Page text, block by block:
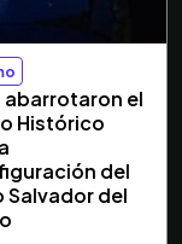
abarrotaron el
Histórico
del
Salvador del